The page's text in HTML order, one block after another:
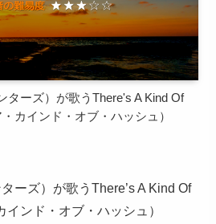
ターズ）が歌うThere's A Kind Of
カインド・オブ・ハッシュ）
ーズ）が歌うThere’s A Kind Of
ンド・オブ・ハッシュ）